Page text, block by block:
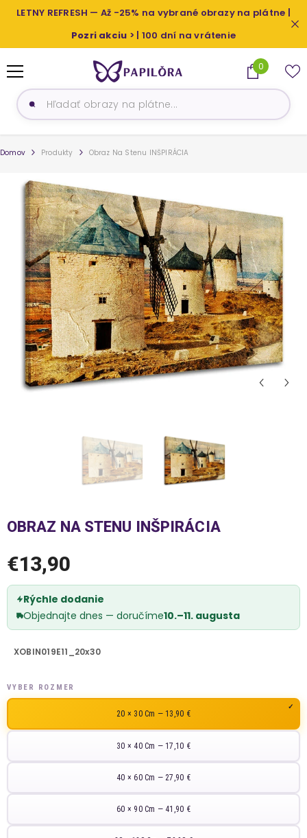
PRESKOČIŤ NA OBSAH
LETNY REFRESH — Až -25% na vybrané obrazy na plátne |
Pozri akciu > | 100 dní na vrátenie
0
0
produkty
Domov Produkty Obraz Na Stenu INŠPIRÁCIA
OBRAZ NA STENU INŠPIRÁCIA
€13,90
Rýchle dodanie
Objednajte dnes — doručíme10.–11. augusta
XOBIN019E11_20x30
VYBER ROZMER
20 × 30 Cm — 13,90 €
30 × 40 Cm — 17,10 €
40 × 60 Cm — 27,90 €
60 × 90 Cm — 41,90 €